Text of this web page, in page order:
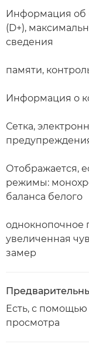
Информация об
(D+),
сведения
памяти,
Информация о
Сетка,
Отображается,
режимы:
баланса белого
однокнопочное
увеличенная
замер
Есть, с
просмотра